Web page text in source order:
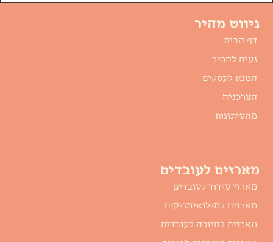
ניווט מהיר
דף הבית
נעים להכיר
הטנא לעסקים
הצרכניה
מהעיתונות
מארזים לעובדים
מארזי עידוד לעובדים
מארזים למילואימניקים
מארזים לחנוכה לעובדים